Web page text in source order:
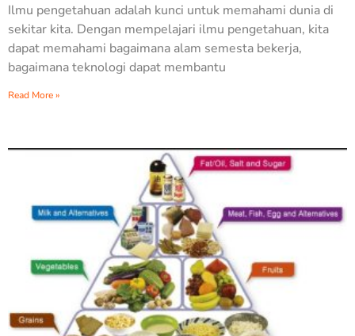
Ilmu pengetahuan adalah kunci untuk memahami dunia di
sekitar kita. Dengan mempelajari ilmu pengetahuan, kita
dapat memahami bagaimana alam semesta bekerja,
bagaimana teknologi dapat membantu
Read More »